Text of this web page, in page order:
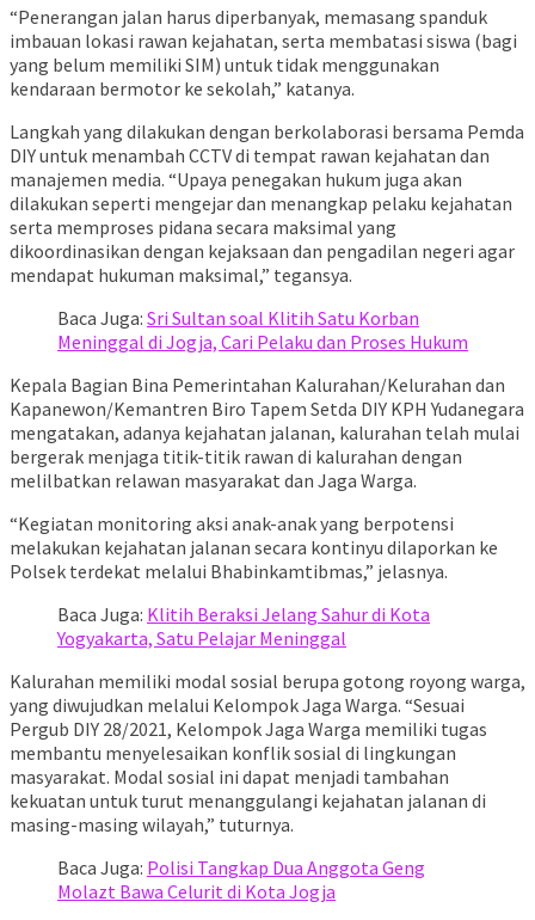
“Penerangan jalan harus diperbanyak, memasang spanduk
imbauan lokasi rawan kejahatan, serta membatasi siswa (bagi
yang belum memiliki SIM) untuk tidak menggunakan
kendaraan bermotor ke sekolah,” katanya.
Langkah yang dilakukan dengan berkolaborasi bersama Pemda
DIY untuk menambah CCTV di tempat rawan kejahatan dan
manajemen media. “Upaya penegakan hukum juga akan
dilakukan seperti mengejar dan menangkap pelaku kejahatan
serta memproses pidana secara maksimal yang
dikoordinasikan dengan kejaksaan dan pengadilan negeri agar
mendapat hukuman maksimal,” tegansya.
Baca Juga: Sri Sultan soal Klitih Satu Korban
Meninggal di Jogja, Cari Pelaku dan Proses Hukum
Kepala Bagian Bina Pemerintahan Kalurahan/Kelurahan dan
Kapanewon/Kemantren Biro Tapem Setda DIY KPH Yudanegara
mengatakan, adanya kejahatan jalanan, kalurahan telah mulai
bergerak menjaga titik-titik rawan di kalurahan dengan
melilbatkan relawan masyarakat dan Jaga Warga.
“Kegiatan monitoring aksi anak-anak yang berpotensi
melakukan kejahatan jalanan secara kontinyu dilaporkan ke
Polsek terdekat melalui Bhabinkamtibmas,” jelasnya.
Baca Juga: Klitih Beraksi Jelang Sahur di Kota
Yogyakarta, Satu Pelajar Meninggal
Kalurahan memiliki modal sosial berupa gotong royong warga,
yang diwujudkan melalui Kelompok Jaga Warga. “Sesuai
Pergub DIY 28/2021, Kelompok Jaga Warga memiliki tugas
membantu menyelesaikan konflik sosial di lingkungan
masyarakat. Modal sosial ini dapat menjadi tambahan
kekuatan untuk turut menanggulangi kejahatan jalanan di
masing-masing wilayah,” tuturnya.
Baca Juga: Polisi Tangkap Dua Anggota Geng
Molazt Bawa Celurit di Kota Jogja